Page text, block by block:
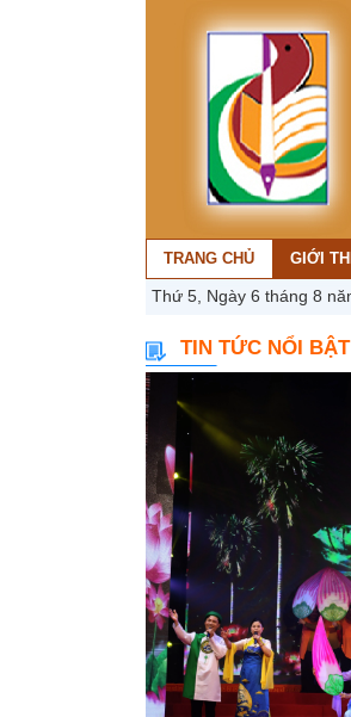
TRANG CHỦ GIỚI
Thứ 5, Ngày 6 tháng 8
TIN TỨC NỔI BẬT